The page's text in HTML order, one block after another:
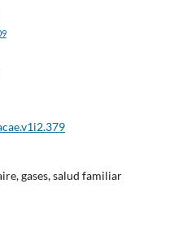
gases, salud familiar